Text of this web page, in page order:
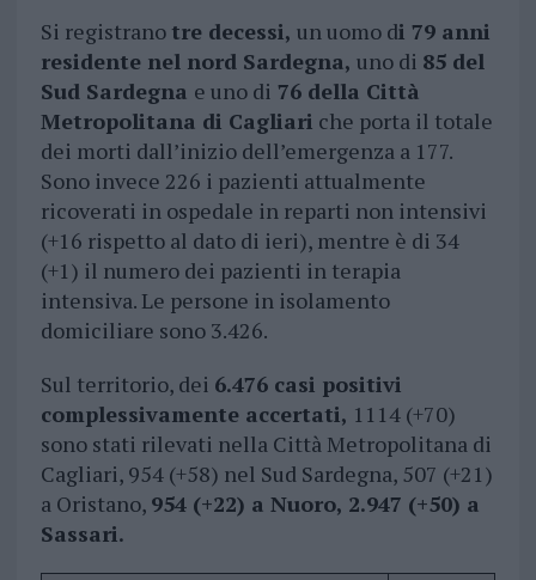
Si registrano tre decessi, un uomo di 79 anni
residente nel nord Sardegna, uno di 85 del
Sud Sardegna e uno di 76 della Città
Metropolitana di Cagliari che porta il totale
dei morti dall’inizio dell’emergenza a 177.
Sono invece 226 i pazienti attualmente
ricoverati in ospedale in reparti non intensivi
(+16 rispetto al dato di ieri), mentre è di 34
(+1) il numero dei pazienti in terapia
intensiva. Le persone in isolamento
domiciliare sono 3.426.
Sul territorio, dei 6.476 casi positivi
complessivamente accertati, 1114 (+70)
sono stati rilevati nella Città Metropolitana di
Cagliari, 954 (+58) nel Sud Sardegna, 507 (+21)
a Oristano, 954 (+22) a Nuoro, 2.947 (+50) a
Sassari.